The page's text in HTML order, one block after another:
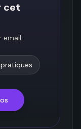
cet
email :